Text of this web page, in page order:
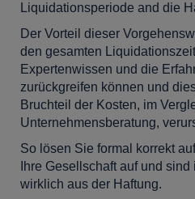
Liquidationsperiode and die
Der Vorteil dieser
den gesamten
Expertenwissen und die
zurückgreifen können und
Bruchteil der Kosten, im
Unternehmensberatung,
So lösen Sie formal korrekt
Ihre Gesellschaft auf und
wirklich aus der Haftung.